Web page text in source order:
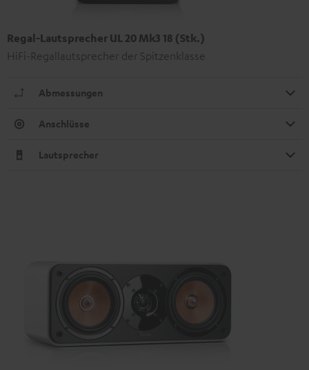
Regal-Lautsprecher UL 20 Mk3 18 (Stk.)
HiFi-Regallautsprecher der Spitzenklasse
Abmessungen
Anschlüsse
Lautsprecher